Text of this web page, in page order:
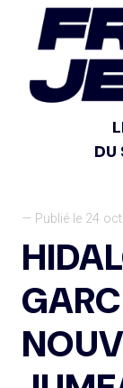
DU
— Publié le 24